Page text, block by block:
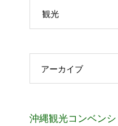
観光
アーカイブ
沖縄観光コンベン